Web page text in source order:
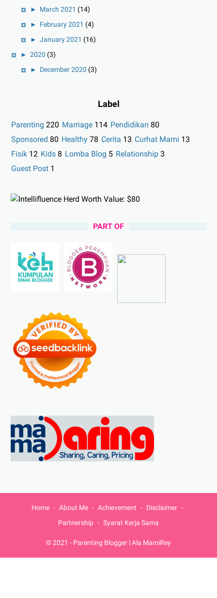
► March 2021 (14)
► February 2021 (4)
► January 2021 (16)
► 2020 (3)
► December 2020 (3)
Label
Parenting 220 Marriage 114 Pendidikan 80
Sponsored 80 Healthy 78 Cerita 13 Curhat Mami 13
Fisik 12 Kids 8 Lomba Blog 5 Relationship 3
Guest Post 1
PART OF
Home About Me Achievement
Disclaimer
Partnership
Syarat Kerja Sama
© 2021 - Parenting Blogger | Ala MamiRey